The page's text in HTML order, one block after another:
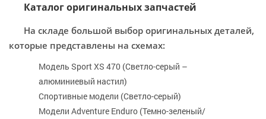
Каталог оригинальных запчастей
На складе большой выбор оригинальных деталей,
которые представлены на схемах:
Модель Sport XS 470 (Светло-серый –
алюминиевый настил)
Спортивные модели (Светло-серый)
Модели Adventure Enduro (Темно-зеленый/